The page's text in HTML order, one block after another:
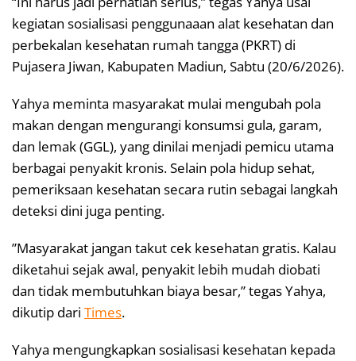
kegiatan sosialisasi penggunaaan alat kesehatan dan
perbekalan kesehatan rumah tangga (PKRT) di
Pujasera Jiwan, Kabupaten Madiun, Sabtu (20/6/2026).
‎Yahya meminta masyarakat mulai mengubah pola
makan dengan mengurangi konsumsi gula, garam,
dan lemak (GGL), yang dinilai menjadi pemicu utama
berbagai penyakit kronis. ‎Selain pola hidup sehat,
pemeriksaan kesehatan secara rutin sebagai langkah
deteksi dini juga penting.
‎‎”Masyarakat jangan takut cek kesehatan gratis. Kalau
diketahui sejak awal, penyakit lebih mudah diobati
dan tidak membutuhkan biaya besar,” tegas Yahya,
dikutip dari Times.
Yahya mengungkapkan sosialisasi kesehatan kepada